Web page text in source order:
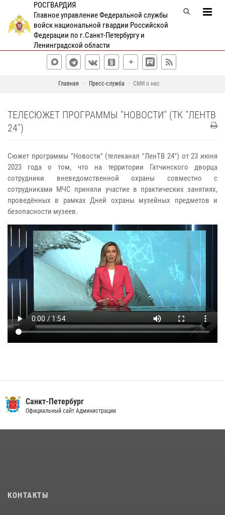
РОСГВАРДИЯ
Главное управление Федеральной службы
войск национальной гвардии Российской
Федерации по г.Санкт-Петербургу и
Ленинградской области
Главная Пресс-служба СМИ о нас
ТЕЛЕСЮЖЕТ ПРОГРАММЫ "НОВОСТИ" (ТК "ЛЕНТВ
24")
Сюжет программы "Новости" (телеканал "ЛенТВ 24") от 23 июня
2023 года о том, что на территории Гатчинского дворца
сотрудники вневедомственной охраны совместно с
сотрудниками МЧС приняли участие в практических занятиях,
проведённых в рамках Дней охраны музейных предметов и
безопасности музеев.
Санкт-Петербург
Официальный сайт Администрации
КОНТАКТЫ